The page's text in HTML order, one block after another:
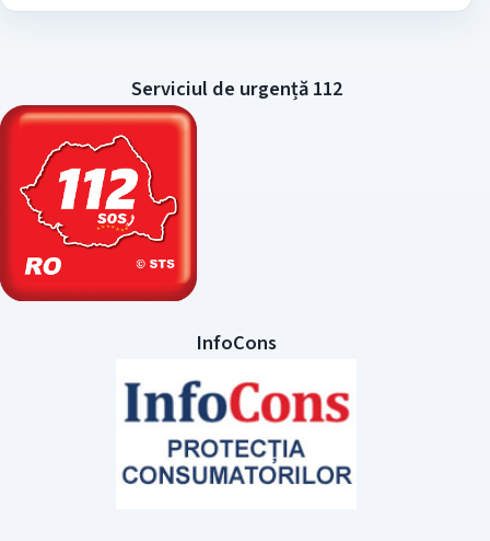
Serviciul de urgență 112
InfoCons